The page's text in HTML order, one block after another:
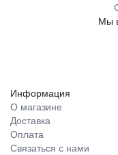
Мы
Информация
О магазине
Доставка
Оплата
Связаться с нами